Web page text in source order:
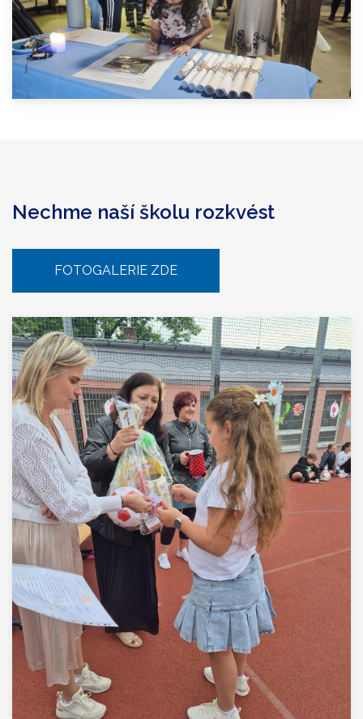
Nechme naší školu rozkvést
FOTOGALERIE ZDE